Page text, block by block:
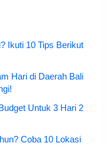
Ikuti 10 Tips Berikut
Hari di Daerah Bali
Untuk 3 Hari 2
Coba 10 Lokasi